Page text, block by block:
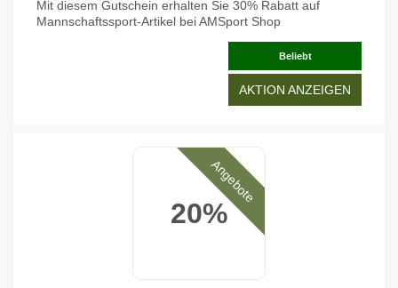
Mit diesem Gutschein erhalten Sie 30% Rabatt auf
Mannschaftssport-Artikel bei AMSport Shop
Beliebt
AKTION ANZEIGEN
20%
Angebote